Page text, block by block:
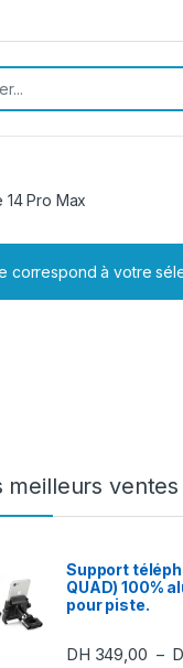
14 Pro Max
correspond à votre
meilleurs ventes
Support
QUAD) 100%
pour piste.
DH 349,00 –